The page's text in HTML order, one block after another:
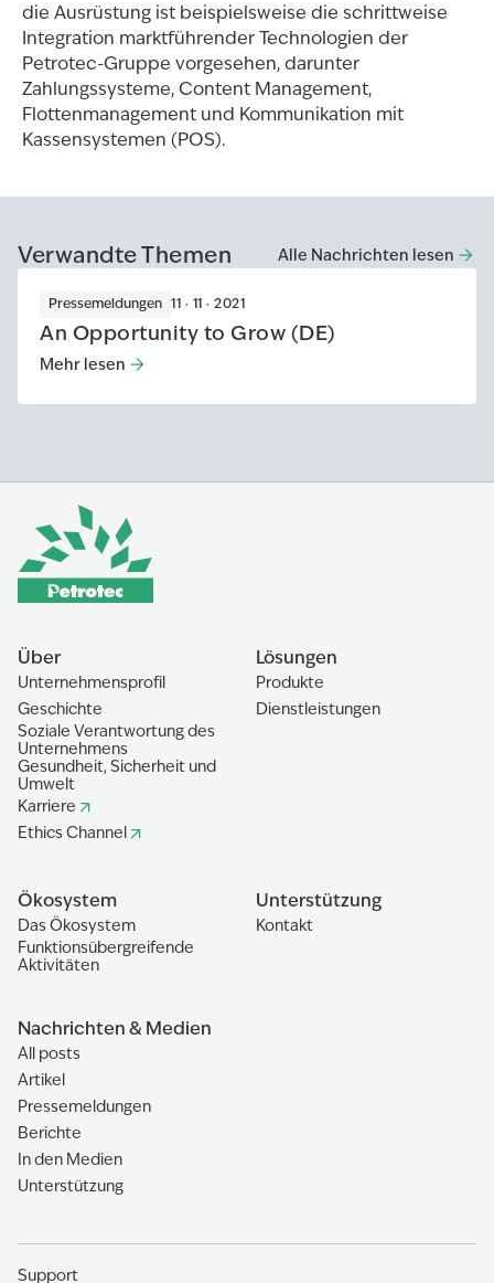
die Ausrüstung ist beispielsweise die schrittweise
Integration marktführender Technologien der
Petrotec-Gruppe vorgesehen, darunter
Zahlungssysteme, Content Management,
Flottenmanagement und Kommunikation mit
Kassensystemen (POS).
Verwandte Themen Alle Nachrichten lesen
Pressemeldungen 11 · 11 · 2021
An Opportunity to Grow (DE)
Mehr lesen
Mehr lesen :An Opportunity to Grow (DE)
Über
Unternehmensprofil
Geschichte
Soziale Verantwortung des
Unternehmens
Gesundheit, Sicherheit und
Umwelt
Karriere
Ethics Channel
Lösungen
Produkte
Dienstleistungen
Ökosystem
Das Ökosystem
Funktionsübergreifende
Aktivitäten
Unterstützung
Kontakt
Nachrichten & Medien
All posts
Artikel
Pressemeldungen
Berichte
In den Medien
Unterstützung
Support